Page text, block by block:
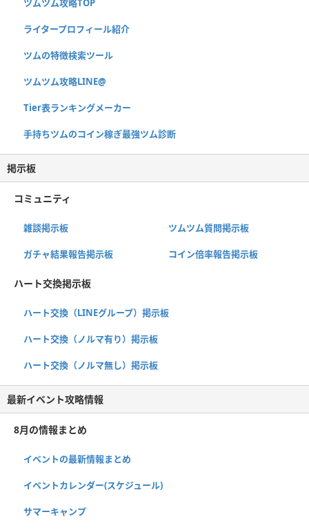
ツムツム攻略TOP
ライタープロフィール紹介
ツムの特徴検索ツール
ツムツム攻略LINE@
Tier表ランキングメーカー
手持ちツムのコイン稼ぎ最強ツム診断
掲示板
コミュニティ
雑談掲示板 ツムツム質問掲示板
ガチャ結果報告掲示板 コイン倍率報告掲示板
ハート交換掲示板
ハート交換（LINEグループ）掲示板
ハート交換（ノルマ有り）掲示板
ハート交換（ノルマ無し）掲示板
最新イベント攻略情報
8月の情報まとめ
イベントの最新情報まとめ
イベントカレンダー(スケジュール)
サマーキャンプ